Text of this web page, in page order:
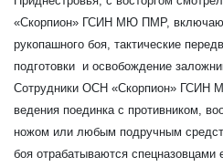
«Скорпион» ГСИН МЮ ПМР,
рукопашного боя, тактические
подготовки и освобождение
Сотрудники ОСН «Скорпион»
ведения поединка с противником,
ножом или любым подручным
боя отрабатываются